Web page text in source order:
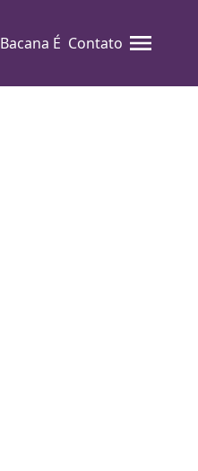
Bacana É Contato